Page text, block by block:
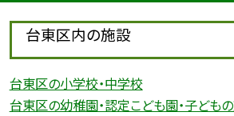
台東区内の施設
台東区の小学校・中学校
台東区の幼稚園・認定こども園・子ども